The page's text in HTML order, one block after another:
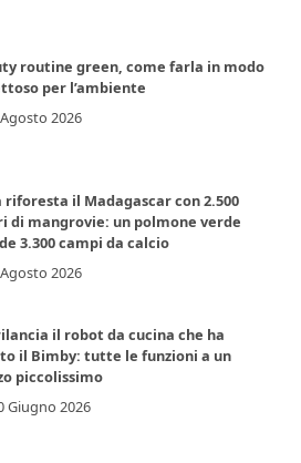
routine green, come farla in modo
per l’ambiente
2026
riforesta il Madagascar con 2.500
di mangrovie: un polmone verde
3.300 campi da calcio
2026
il robot da cucina che ha
il Bimby: tutte le funzioni a un
piccolissimo
Giugno 2026